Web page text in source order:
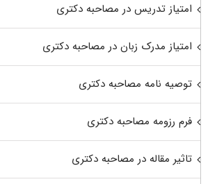
امتیاز تدریس در مصاحبه دکتری
امتیاز مدرک زبان در مصاحبه دکتری
توصیه نامه مصاحبه دکتری
فرم رزومه مصاحبه دکتری
تاثیر مقاله در مصاحبه دکتری